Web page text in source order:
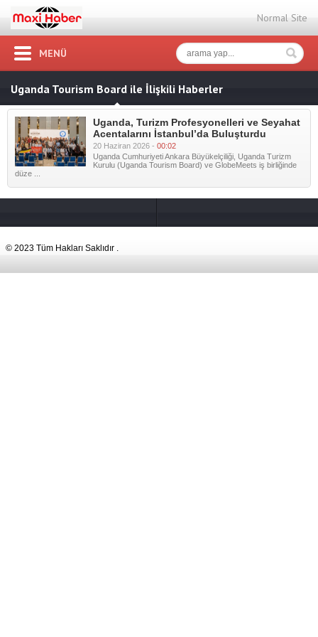
Normal Site
MENÜ
Uganda Tourism Board ile İlişkili Haberler
Uganda, Turizm Profesyonelleri ve Seyahat
Acentalarını İstanbul’da Buluşturdu
20 Haziran 2026 - 00:02
Uganda Cumhuriyeti Ankara Büyükelçiliği, Uganda Turizm
Kurulu (Uganda Tourism Board) ve GlobeMeets iş birliğinde
düze ...
© 2023 Tüm Hakları Saklıdır .